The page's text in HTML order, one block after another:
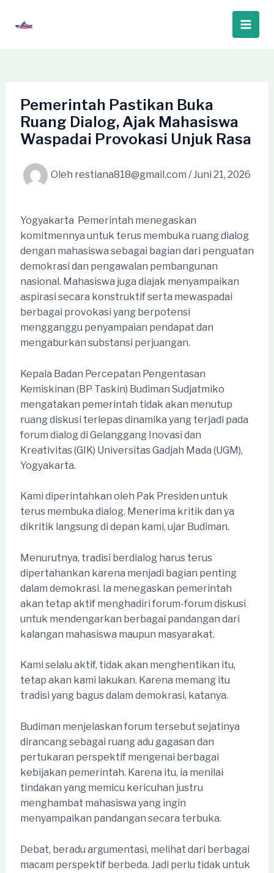
Main
Pemerintah Pastikan Buka
Ruang Dialog, Ajak Mahasiswa
Waspadai Provokasi Unjuk Rasa
Oleh restiana818@gmail.com /Juni 21, 2026
Yogyakarta  Pemerintah menegaskan
komitmennya untuk terus membuka ruang dialog
dengan mahasiswa sebagai bagian dari penguatan
demokrasi dan pengawalan pembangunan
nasional. Mahasiswa juga diajak menyampaikan
aspirasi secara konstruktif serta mewaspadai
berbagai provokasi yang berpotensi
mengganggu penyampaian pendapat dan
mengaburkan substansi perjuangan.
Kepala Badan Percepatan Pengentasan
Kemiskinan (BP Taskin) Budiman Sudjatmiko
mengatakan pemerintah tidak akan menutup
ruang diskusi terlepas dinamika yang terjadi pada
forum dialog di Gelanggang Inovasi dan
Kreativitas (GIK) Universitas Gadjah Mada (UGM),
Yogyakarta.
Kami diperintahkan oleh Pak Presiden untuk
terus membuka dialog. Menerima kritik dan ya
dikritik langsung di depan kami, ujar Budiman.
Menurutnya, tradisi berdialog harus terus
dipertahankan karena menjadi bagian penting
dalam demokrasi. Ia menegaskan pemerintah
akan tetap aktif menghadiri forum-forum diskusi
untuk mendengarkan berbagai pandangan dari
kalangan mahasiswa maupun masyarakat.
Kami selalu aktif, tidak akan menghentikan itu,
tetap akan kami lakukan. Karena memang itu
tradisi yang bagus dalam demokrasi, katanya.
Budiman menjelaskan forum tersebut sejatinya
dirancang sebagai ruang adu gagasan dan
pertukaran perspektif mengenai berbagai
kebijakan pemerintah. Karena itu, ia menilai
tindakan yang memicu kericuhan justru
menghambat mahasiswa yang ingin
menyampaikan pandangan secara terbuka.
Debat, beradu argumentasi, melihat dari berbagai
macam perspektif berbeda. Jadi perlu tidak untuk